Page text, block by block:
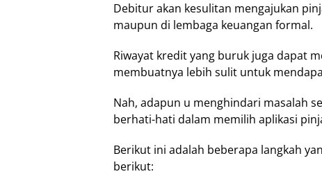
Debitur akan kesulitan mengajukan
maupun di lembaga keuangan formal.
Riwayat kredit yang buruk juga dapat
membuatnya lebih sulit untuk
Nah, adapun u menghindari masalah
berhati-hati dalam memilih aplikasi
Berikut ini adalah beberapa langkah
berikut: